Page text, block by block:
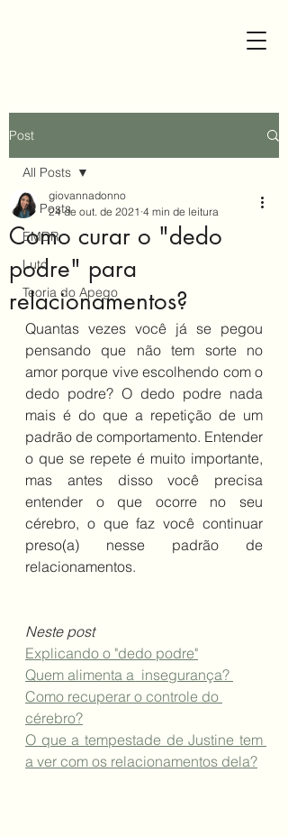
Post
All Posts
EMDR
Luto
Teoria do Apego
All Posts
Como curar o "dedo
podre" para
relacionamentos?
giovannadonno
24 de out. de 2021 4 min de leitura
Quantas vezes você já se pegou
pensando que não tem sorte no
amor porque vive escolhendo com o
dedo podre? O dedo podre nada
mais é do que a repetição de um
padrão de comportamento. Entender
o que se repete é muito importante,
mas antes disso você precisa
entender o que ocorre no seu
cérebro, o que faz você continuar
preso(a) nesse padrão de
relacionamentos.
Neste post
Explicando o "dedo podre"
Quem alimenta a  insegurança?
Como recuperar o controle do
cérebro?
O que a tempestade de Justine tem
a ver com os relacionamentos dela?